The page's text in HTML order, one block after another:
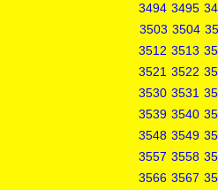
3494 3495
3503 3504
3512 3513
3521 3522
3530 3531
3539 3540
3548 3549
3557 3558
3566 3567